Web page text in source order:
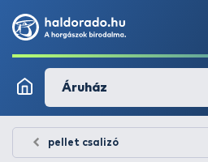
Áruház
pellet csalizó